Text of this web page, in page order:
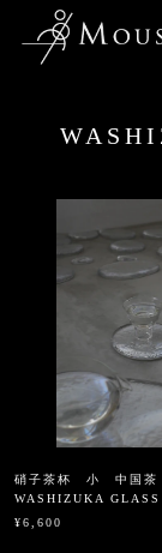
content
硝子茶杯 小 中国
WASHIZUKA
¥6,600